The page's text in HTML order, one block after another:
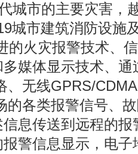
市的主要灾害，越
城市建筑消防设施
的火灾报警技术、
媒体显示技术、
、无线GPRS/
的各类报警信号、
息传送到远程的
警信息显示，电